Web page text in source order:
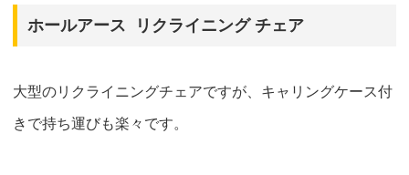
ホールアース リクライニング チェア
大型のリクライニングチェアですが、キャリングケース付
きで持ち運びも楽々です。